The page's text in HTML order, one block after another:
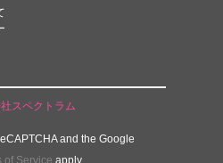
スペクトラム
and the Google
of Service apply.